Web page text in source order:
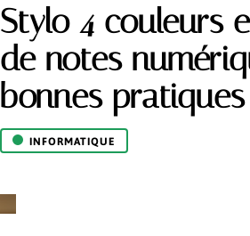
Stylo 4 couleurs
de notes
bonnes pratiques
INFORMATIQUE